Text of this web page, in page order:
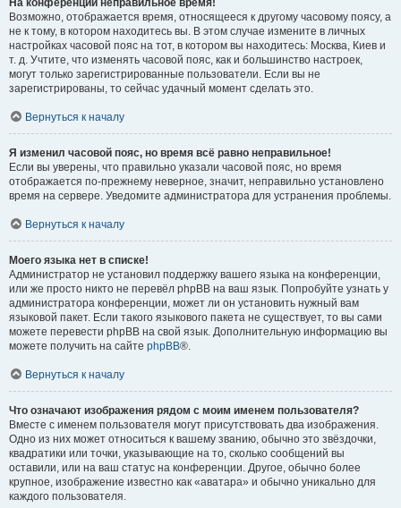
На конференции неправильное время!
Возможно, отображается время, относящееся к другому часовому поясу, а
не к тому, в котором находитесь вы. В этом случае измените в личных
настройках часовой пояс на тот, в котором вы находитесь: Москва, Киев и
т. д. Учтите, что изменять часовой пояс, как и большинство настроек,
могут только зарегистрированные пользователи. Если вы не
зарегистрированы, то сейчас удачный момент сделать это.
Вернуться к началу
Я изменил часовой пояс, но время всё равно неправильное!
Если вы уверены, что правильно указали часовой пояс, но время
отображается по-прежнему неверное, значит, неправильно установлено
время на сервере. Уведомите администратора для устранения проблемы.
Вернуться к началу
Моего языка нет в списке!
Администратор не установил поддержку вашего языка на конференции,
или же просто никто не перевёл phpBB на ваш язык. Попробуйте узнать у
администратора конференции, может ли он установить нужный вам
языковой пакет. Если такого языкового пакета не существует, то вы сами
можете перевести phpBB на свой язык. Дополнительную информацию вы
можете получить на сайте phpBB®.
Вернуться к началу
Что означают изображения рядом с моим именем пользователя?
Вместе с именем пользователя могут присутствовать два изображения.
Одно из них может относиться к вашему званию, обычно это звёздочки,
квадратики или точки, указывающие на то, сколько сообщений вы
оставили, или на ваш статус на конференции. Другое, обычно более
крупное, изображение известно как «аватара» и обычно уникально для
каждого пользователя.